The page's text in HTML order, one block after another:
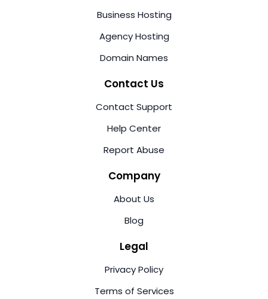
Business Hosting
Agency Hosting
Domain Names
Contact Us
Contact Support
Help Center
Report Abuse
Company
About Us
Blog
Legal
Privacy Policy
Terms of Services